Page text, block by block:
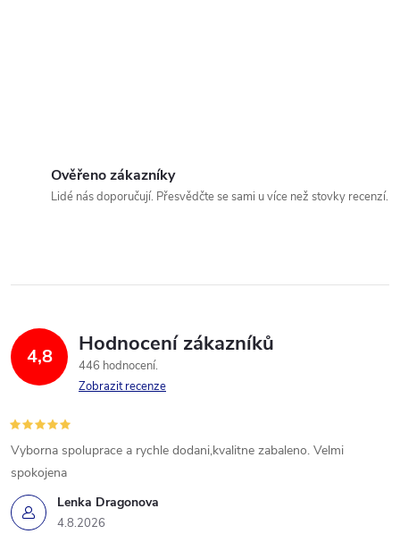
Ověřeno zákazníky
Lidé nás doporučují. Přesvědčte se sami u více než stovky recenzí.
4,8 Hodnocení zákazníků
446 hodnocení
Zobrazit recenze
Lenka Dragonova
4.8.2026
Vyborna spoluprace a rychle dodani,kvalitne zabaleno. Velmi
spokojena